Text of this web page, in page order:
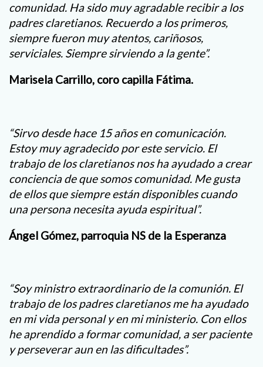
comunidad. Ha sido muy agradable recibir a los
padres claretianos. Recuerdo a los primeros,
siempre fueron muy atentos, cariñosos,
serviciales. Siempre sirviendo a la gente”.
Marisela Carrillo, coro capilla Fátima.
“Sirvo desde hace 15 años en comunicación.
Estoy muy agradecido por este servicio. El
trabajo de los claretianos nos ha ayudado a crear
conciencia de que somos comunidad. Me gusta
de ellos que siempre están disponibles cuando
una persona necesita ayuda espiritual”.
Ángel Gómez, parroquia NS de la Esperanza
“Soy ministro extraordinario de la comunión. El
trabajo de los padres claretianos me ha ayudado
en mi vida personal y en mi ministerio. Con ellos
he aprendido a formar comunidad, a ser paciente
y perseverar aun en las dificultades”.